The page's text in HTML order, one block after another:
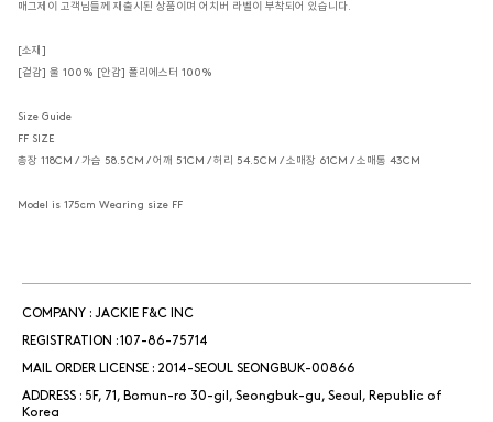
매그제이 고객님들께 재출시된 상품이며 어치버 라벨이 부착되어 있습니다.
[소재]
[겉감] 울 100% [안감] 폴리에스터 100%
Size Guide
FF SIZE
총장 118CM / 가슴 58.5CM / 어깨 51CM / 허리 54.5CM / 소매장 61CM / 소매통 43CM
Model is 175cm Wearing size FF
COMPANY : JACKIE F&C INC
REGISTRATION : 107-86-75714
MAIL ORDER LICENSE : 2014-SEOUL SEONGBUK-00866
ADDRESS : 5F, 71, Bomun-ro 30-gil, Seongbuk-gu, Seoul, Republic of
Korea